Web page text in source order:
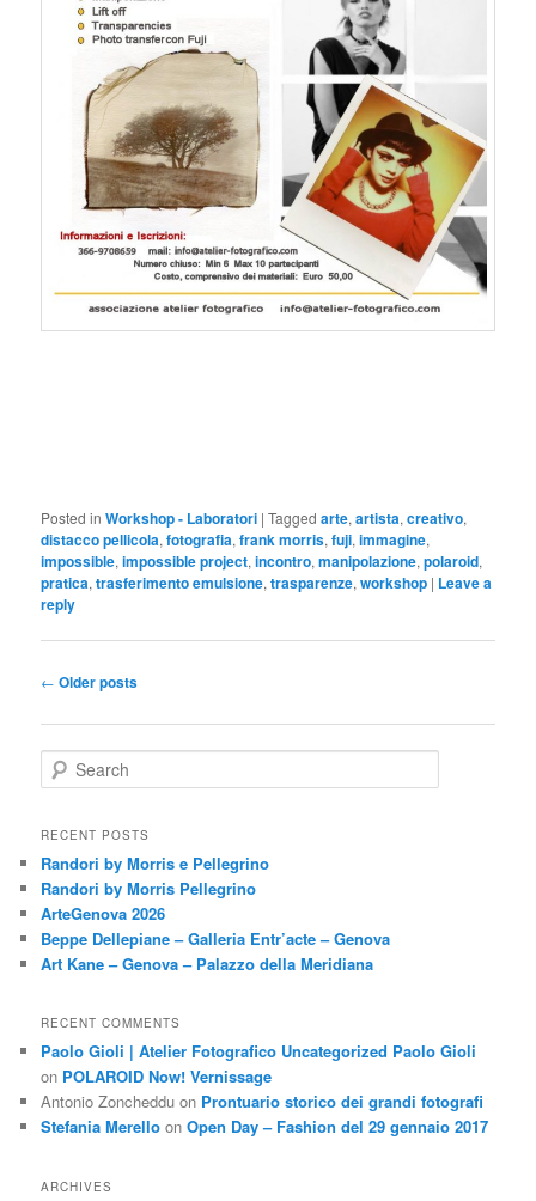
Posted in Workshop - Laboratori |Tagged arte,artista,creativo,
distacco pellicola,fotografia,frank morris,fuji,immagine,
impossible,impossible project,incontro,manipolazione,polaroid,
pratica,trasferimento emulsione,trasparenze,workshop | Leave a
reply
Post
← Older posts
e
r
h
RECENT POSTS
Randori by Morris e Pellegrino
Randori by Morris Pellegrino
ArteGenova 2026
Beppe Dellepiane – Galleria Entr’acte – Genova
Art Kane – Genova – Palazzo della Meridiana
RECENT COMMENTS
Paolo Gioli | Atelier Fotografico Uncategorized Paolo Gioli
on POLAROID Now! Vernissage
Antonio Zoncheddu on Prontuario storico dei grandi fotografi
Stefania Merello onOpen Day – Fashion del 29 gennaio 2017
ARCHIVES